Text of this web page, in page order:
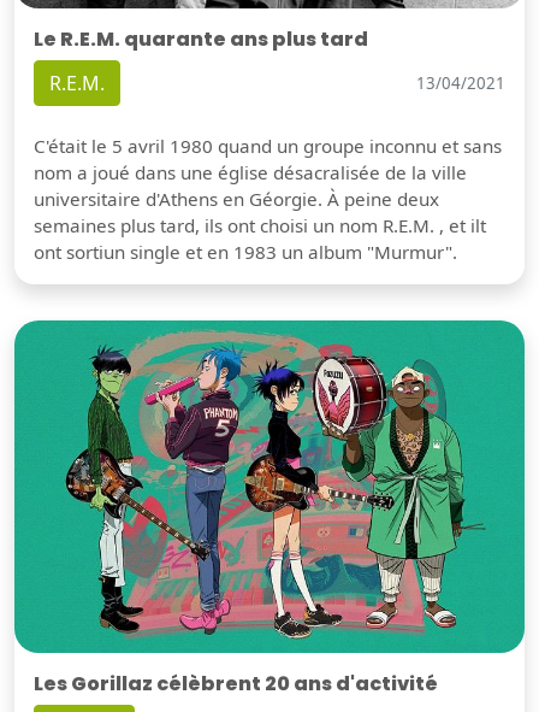
Le R.E.M. quarante ans plus tard
R.E.M. 13/04/2021
C'était le 5 avril 1980 quand un groupe inconnu et sans
nom a joué dans une église désacralisée de la ville
universitaire d'Athens en Géorgie. À peine deux
semaines plus tard, ils ont choisi un nom R.E.M. , et ilt
ont sortiun single et en 1983 un album "Murmur".
Les Gorillaz célèbrent 20 ans d'activité